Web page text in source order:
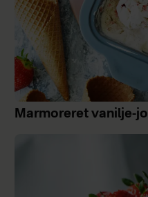
Marmoreret vanilje-